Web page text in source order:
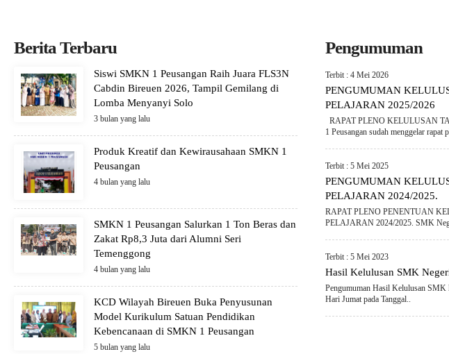
Berita Terbaru
Siswi SMKN 1 Peusangan Raih Juara FLS3N
Cabdin Bireuen 2026, Tampil Gemilang di
Lomba Menyanyi Solo
3 bulan yang lalu
Produk Kreatif dan Kewirausahaan SMKN 1
Peusangan
4 bulan yang lalu
SMKN 1 Peusangan Salurkan 1 Ton Beras dan
Zakat Rp8,3 Juta dari Alumni Seri
Temenggong
4 bulan yang lalu
KCD Wilayah Bireuen Buka Penyusunan
Model Kurikulum Satuan Pendidikan
Kebencanaan di SMKN 1 Peusangan
5 bulan yang lalu
Pengumuman
Terbit : 4 Mei 2026
PENGUMUMAN
PELAJARAN 2025/2026
RAPAT PLENO KELULUSAN
1 Peusangan sudah menggelar rapat
Terbit : 5 Mei 2025
PENGUMUMAN
PELAJARAN 2024/2025.
RAPAT PLENO PENENTUAN
PELAJARAN 2024/2025. SMK
Terbit : 5 Mei 2023
Hasil Kelulusan SMK
Pengumuman Hasil Kelulusan SMK
Hari Jumat pada Tanggal..